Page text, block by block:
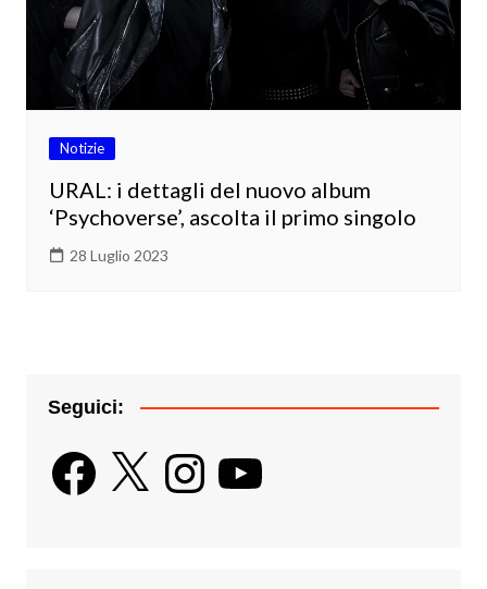
Notizie
URAL: i dettagli del nuovo album
‘Psychoverse’, ascolta il primo singolo
28 Luglio 2023
Seguici:
Facebook
X InstagramYouTube